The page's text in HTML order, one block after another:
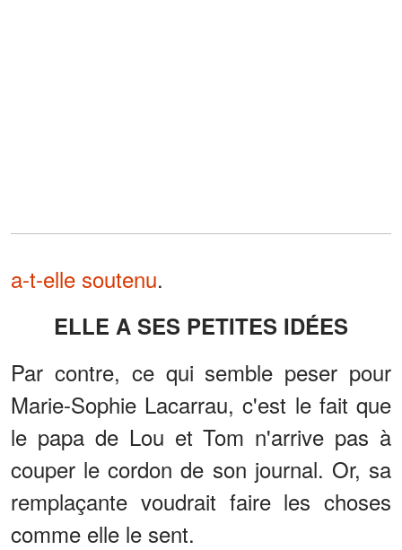
a-t-elle soutenu.
ELLE A SES PETITES IDÉES
Par contre, ce qui semble peser pour
Marie-Sophie Lacarrau, c'est le fait que
le papa de Lou et Tom n'arrive pas à
couper le cordon de son journal. Or, sa
remplaçante voudrait faire les choses
comme elle le sent.